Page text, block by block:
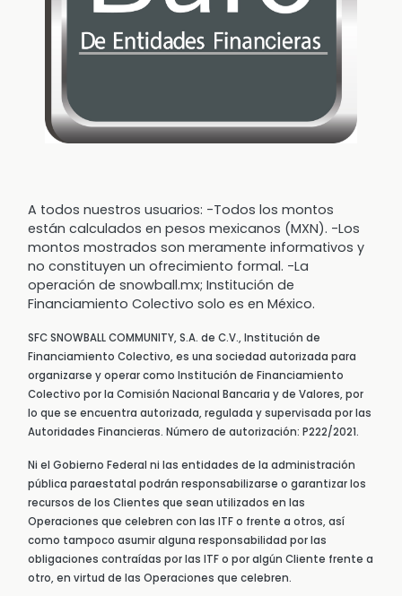
A todos nuestros usuarios: -Todos los montos
están calculados en pesos mexicanos (MXN). -Los
montos mostrados son meramente informativos y
no constituyen un ofrecimiento formal. -La
operación de snowball.mx; Institución de
Financiamiento Colectivo solo es en México.
SFC SNOWBALL COMMUNITY, S.A. de C.V., Institución de
Financiamiento Colectivo, es una sociedad autorizada para
organizarse y operar como Institución de Financiamiento
Colectivo por la Comisión Nacional Bancaria y de Valores, por
lo que se encuentra autorizada, regulada y supervisada por las
Autoridades Financieras. Número de autorización: P222/2021.
Ni el Gobierno Federal ni las entidades de la administración
pública paraestatal podrán responsabilizarse o garantizar los
recursos de los Clientes que sean utilizados en las
Operaciones que celebren con las ITF o frente a otros, así
como tampoco asumir alguna responsabilidad por las
obligaciones contraídas por las ITF o por algún Cliente frente a
otro, en virtud de las Operaciones que celebren.